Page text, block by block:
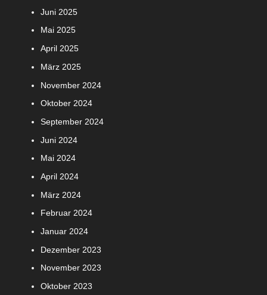
Juni 2025
Mai 2025
April 2025
März 2025
November 2024
Oktober 2024
September 2024
Juni 2024
Mai 2024
April 2024
März 2024
Februar 2024
Januar 2024
Dezember 2023
November 2023
Oktober 2023